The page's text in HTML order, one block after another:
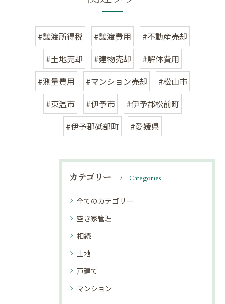
#譲渡所得税 #譲渡費用
#不動産売却
#土地売却
#建物売却
#解体費用
#測量費用
#マンション売却
#松山市
#東温市
#伊予市
#伊予郡松前町
#伊予郡砥部町
#愛媛県
カテゴリー Categories
全てのカテゴリー
空き家管理
相続
土地
戸建て
マンション